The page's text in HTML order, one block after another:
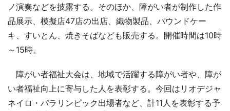
ノ演奏などを披露する。そのほか、障がい者が制作した作
品展示、模擬店47店の出店、織物製品、パウンドケー
キ、すいとん、焼きそばなども販売する。開催時間は10時
～15時。
障がい者福祉大会は、地域で活躍する障がい者や、障が
い者福祉向上に寄与した人を表彰する。今回はリオデジャ
ネイロ・パラリンピック出場者など、計11人を表彰する予